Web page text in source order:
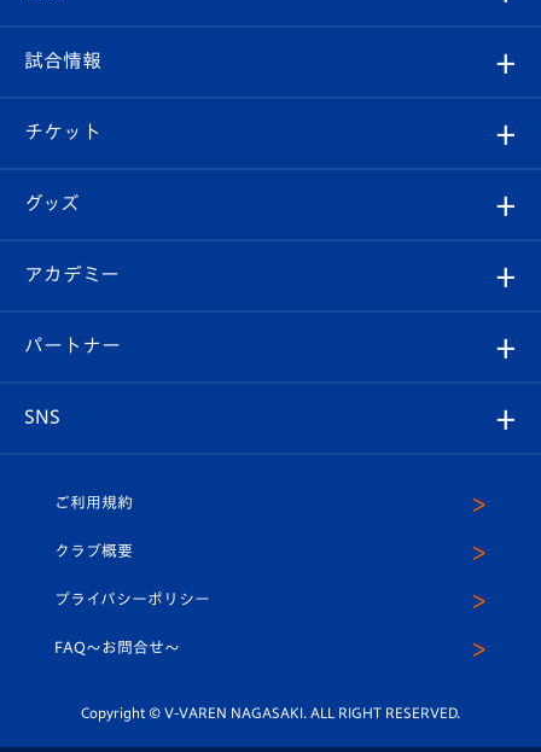
クラブ
試合情報
チケット
イベント
メディア
ホームタウン
クラブ概要
エンブレム紹介
スタッフプロフィール
マスコット紹介
平和祈念活動
ホームタウン活動
観戦ルール
はじめての観戦ガイド
Revive Team
ヴィヴィくんの長崎おもてなしガイド
試合情報
試合日程/結果
フォトギャラリー
スタジアムグルメ
チケット
チケット
V-LOVERS（ファンクラブ）
プレイヤーズスイート
グッズ
オンラインショップ
店舗情報
アカデミー
育成からのお知らせ
U-18
スクール
パートナー
SNS
ヴィヴィくんインスタグラム
公式LINE＠
ご利用規約
クラブ概要
プライバシーポリシー
FAQ〜お問合せ〜
Copyright © V-VAREN NAGASAKI. ALL RIGHT RESERVED.